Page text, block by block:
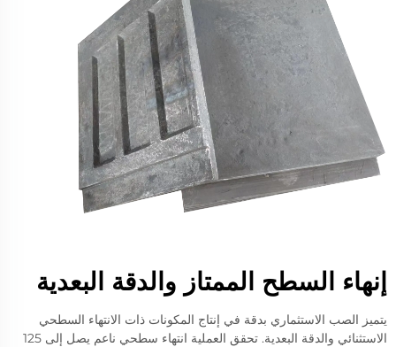
إنهاء السطح الممتاز والدقة البعدية
يتميز الصب الاستثماري بدقة في إنتاج المكونات ذات الانتهاء السطحي
الاستثنائي والدقة البعدية. تحقق العملية انتهاء سطحي ناعم يصل إلى 125